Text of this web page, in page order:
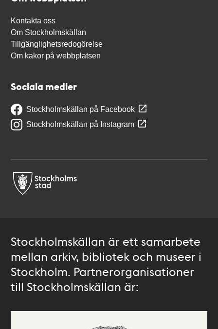
Kontakta oss
Om Stockholmskällan
Tillgänglighetsredogörelse
Om kakor på webbplatsen
Sociala medier
Stockholmskällan på Facebook
Stockholmskällan på Instagram
Stockholmskällan är ett samarbete
mellan arkiv, bibliotek och museer i
Stockholm. Partnerorganisationer
till Stockholmskällan är: